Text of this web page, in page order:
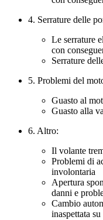
4. Serrature delle
Le serrature
con
Serrature
5. Problemi del
Guasto al
Guasto alla
6. Altro:
Il volante
Problemi di
involontaria
Apertura
danni e
Cambio
inaspettata